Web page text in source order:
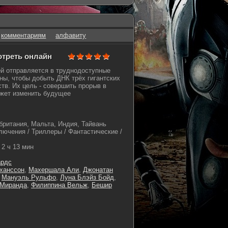
комментариям алфавиту
онлайн
отправляется в труднодоступные
чтобы добыть ДНК трёх гигантских
Их цель - совершить прорыв в
изменить будущее
Мальта, Индия, Тайвань
/ Триллеры / Фантастические /
2 ч 13 мин
, Махершала Али, Джонатан
Мануэль Рульфо, Луна Блэйз Бойд,
, Филиппина Вельж, Бешир